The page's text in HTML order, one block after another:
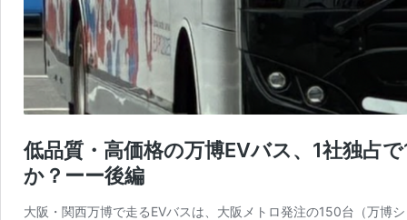
低品質・高価格の万博EVバス、1社独占
か？ーー後編
大阪・関西万博で走るEVバスは、大阪メトロ発注の150台（万博